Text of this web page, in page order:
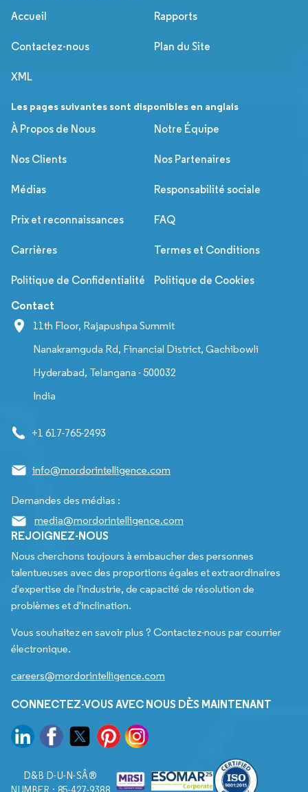
Accueil Rapports
Contactez-nous Plan du Site
XML
Les pages suivantes sont disponibles en anglais
À Propos de Nous
Notre Équipe
Nos Clients Nos Partenaires
Médias Responsabilité sociale
Prix et reconnaissances FAQ
Carrières Termes et Conditions
Politique de Confidentialité Politique de Cookies
Contact
11th Floor, Rajapushpa Summit
Nanakramguda Rd, Financial District, Gachibowli
Hyderabad, Telangana - 500032
India
+1 617-765-2493
info@mordorintelligence.com
Demandes des médias :
media@mordorintelligence.com
REJOIGNEZ-NOUS
Nous cherchons toujours à embaucher des personnes
talentueuses avec des proportions égales et extraordinaires
d'expertise de l'industrie, de capacité de résolution de
problèmes et d'inclination.
Vous souhaitez en savoir plus ? Contactez-nous par courrier
électronique.
careers@mordorintelligence.com
CONNECTEZ-VOUS AVEC NOUS DÈS MAINTENANT
D&B D-U-N-SÂ®